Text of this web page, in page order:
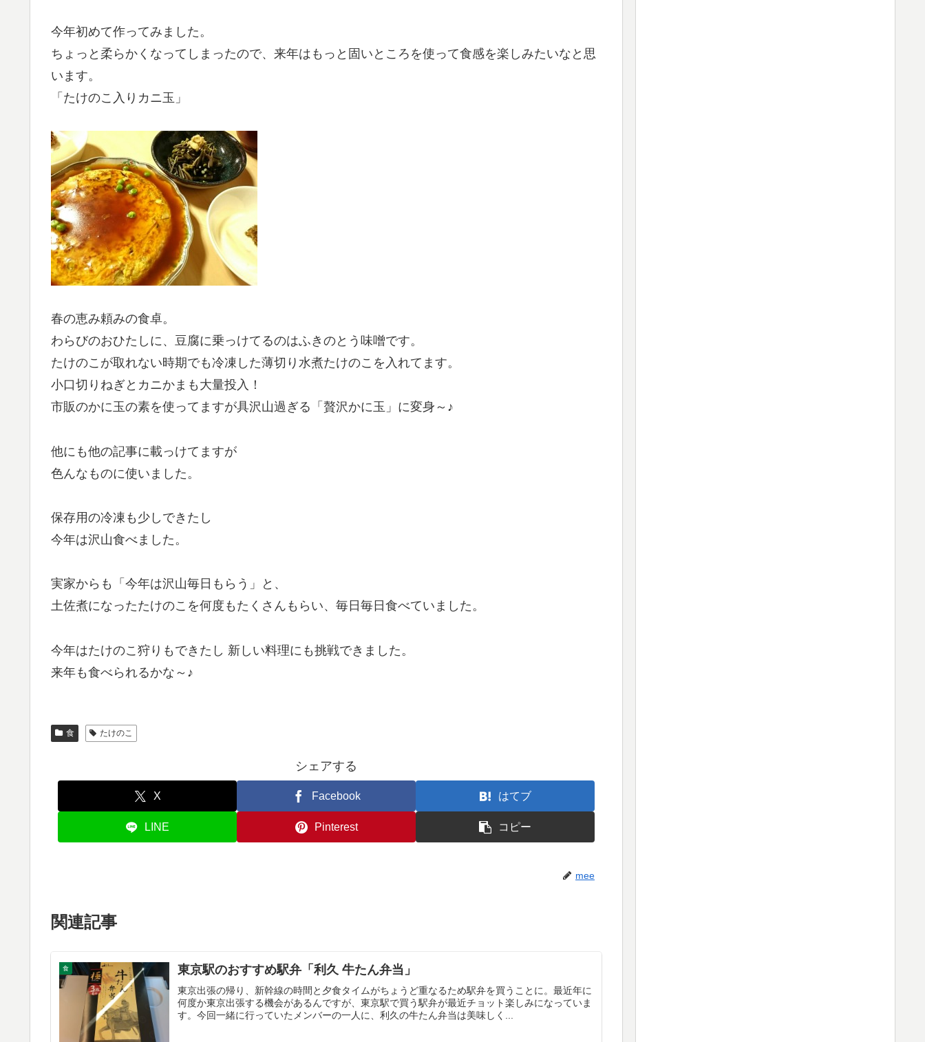
今年初めて作ってみました。
ちょっと柔らかくなってしまったので、来年はもっと固いところを使って食感を楽しみたいなと思
います。
「たけのこ入りカニ玉」
春の恵み頼みの食卓。
わらびのおひたしに、豆腐に乗っけてるのはふきのとう味噌です。
たけのこが取れない時期でも冷凍した薄切り水煮たけのこを入れてます。
小口切りねぎとカニかまも大量投入！
市販のかに玉の素を使ってますが具沢山過ぎる「贅沢かに玉」に変身～♪
他にも他の記事に載っけてますが
色んなものに使いました。
保存用の冷凍も少しできたし
今年は沢山食べました。
実家からも「今年は沢山毎日もらう」と、
土佐煮になったたけのこを何度もたくさんもらい、毎日毎日食べていました。
今年はたけのこ狩りもできたし 新しい料理にも挑戦できました。
来年も食べられるかな～♪
食 たけのこ
シェアする
X Facebook はてブ
LINE Pinterest コピー
mee
関連記事
食 東京駅のおすすめ駅弁「利久 牛たん弁当」
東京出張の帰り、新幹線の時間と夕食タイムがちょうど重なるため駅弁を買うことに。最近年に
何度か東京出張する機会があるんですが、東京駅で買う駅弁が最近チョット楽しみになっていま
す。今回一緒に行っていたメンバーの一人に、利久の牛たん弁当は美味しく...